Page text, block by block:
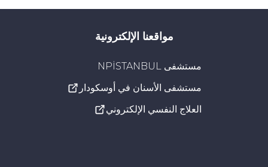
مواقعنا الإلكترونية
مستشفى NPİSTANBUL
مستشفى الأسنان في أوسكودار
العلاج النفسي الإلكتروني